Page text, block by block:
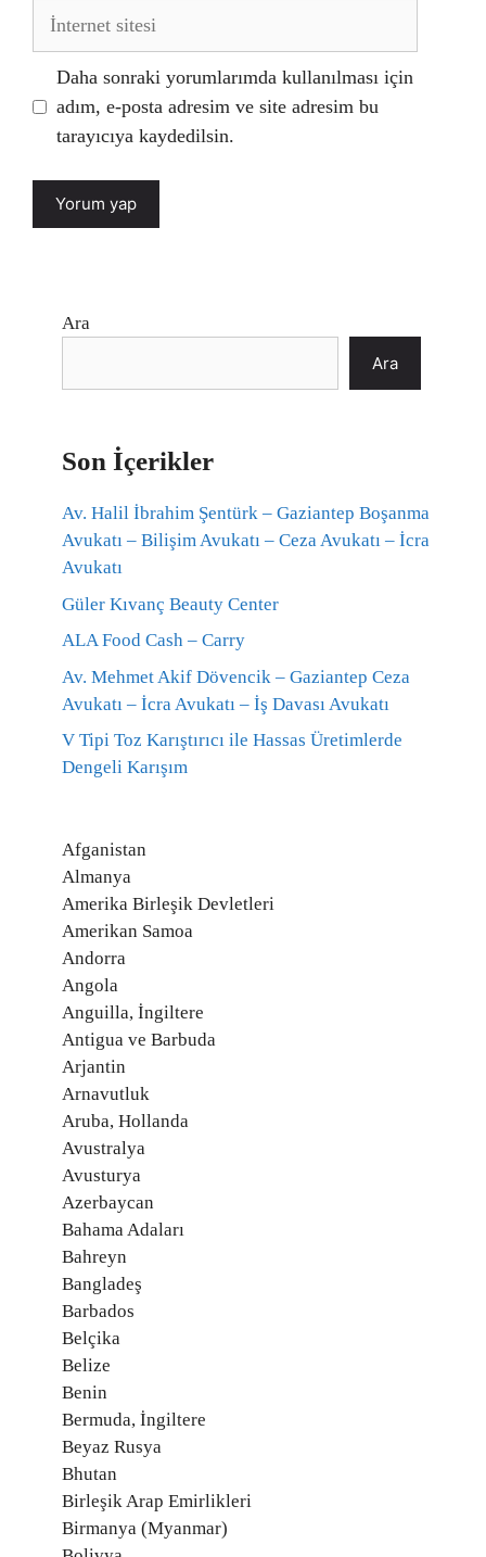
İnternet
Daha sonraki yorumlarımda kullanılması için
adım, e-posta adresim ve site adresim bu
tarayıcıya kaydedilsin.
Ara
Ara
Son İçerikler
Av. Halil İbrahim Şentürk – Gaziantep Boşanma
Avukatı – Bilişim Avukatı – Ceza Avukatı – İcra
Avukatı
Güler Kıvanç Beauty Center
ALA Food Cash – Carry
Av. Mehmet Akif Dövencik – Gaziantep Ceza
Avukatı – İcra Avukatı – İş Davası Avukatı
V Tipi Toz Karıştırıcı ile Hassas Üretimlerde
Dengeli Karışım
Afganistan
Almanya
Amerika Birleşik Devletleri
Amerikan Samoa
Andorra
Angola
Anguilla, İngiltere
Antigua ve Barbuda
Arjantin
Arnavutluk
Aruba, Hollanda
Avustralya
Avusturya
Azerbaycan
Bahama Adaları
Bahreyn
Bangladeş
Barbados
Belçika
Belize
Benin
Bermuda, İngiltere
Beyaz Rusya
Bhutan
Birleşik Arap Emirlikleri
Birmanya (Myanmar)